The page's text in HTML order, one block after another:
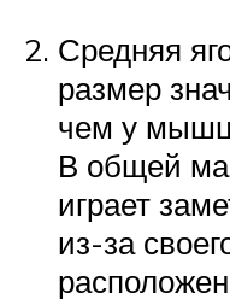
Средняя
размер
чем у
В общей
играет
из-за